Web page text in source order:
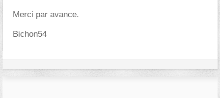
Merci par avance.
Bichon54